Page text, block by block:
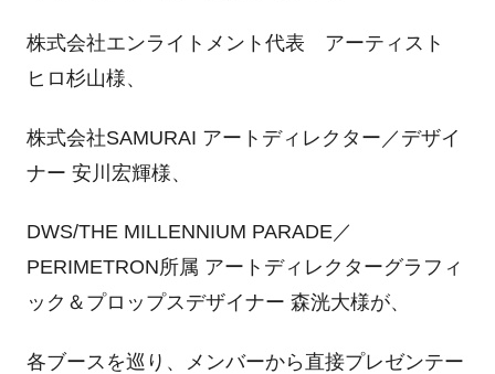
株式会社エンライトメント代表 アーティスト
ヒロ杉山様、
株式会社SAMURAI アートディレクター／デザイ
ナー 安川宏輝様、
DWS/THE MILLENNIUM PARADE／
PERIMETRON所属 アートディレクターグラフィ
ック＆プロップスデザイナー 森洸大様が、
各ブースを巡り、メンバーから直接プレゼンテー